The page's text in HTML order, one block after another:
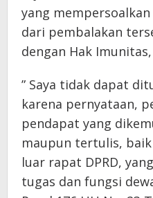
yang
dari pembalakan
dengan Hak Imunitas,
” Saya tidak dapat
karena pernyataan,
pendapat yang
maupun tertulis,
luar rapat DPRD,
tugas dan fungsi